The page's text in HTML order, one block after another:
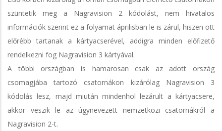
szüntetik meg a Nagravision 2 kódolást, nem hivatalos
információk szerint ez a folyamat áprilisban le is zárul, hiszen ott
előrébb tartanak a kártyacserével, addigra minden előfizető
rendelkezni fog Nagravision 3 kártyával.
A többi országban is hamarosan csak az adott ország
csomagjába tartozó csatornákon kizárólag Nagravision 3
kódolás lesz, majd miután mindenhol lezárult a kártyacsere,
akkor veszik le az úgynevezett nemzetközi csatornákról a
Nagravision 2-t.